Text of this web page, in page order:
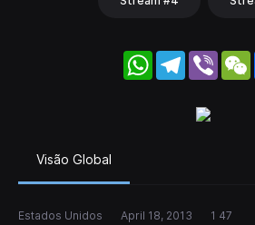
WhatsApp
Telegram
Viber
Visão Global
Estados Unidos April 18, 2013 1 47